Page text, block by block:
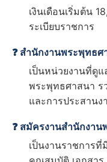
เงินเดือนเริ่มต้น
ระเบียบราชการ
❓ สำนักงานพระพุทธ
เป็นหน่วยงานที่ดู
พระพุทธศาสนา ร
และการประสานง
❓ สมัครงานสำนักงา
เป็นงานราชการ